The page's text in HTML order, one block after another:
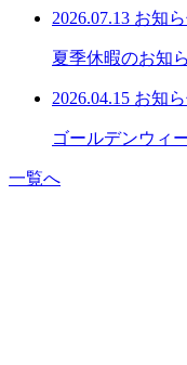
2026.07.13 お知
夏季休暇のお知
2026.04.15 お知
ゴールデンウィ
一覧へ